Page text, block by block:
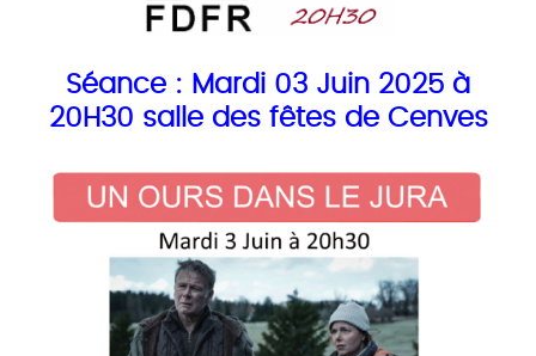
Séance : Mardi 03 Juin 2025 à
20H30 salle des fêtes de Cenves